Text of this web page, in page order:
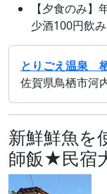
【夕食のみ
少酒100円飲
とりごえ温泉
佐賀県鳥栖市河
新鮮鮮魚を
師飯★民宿